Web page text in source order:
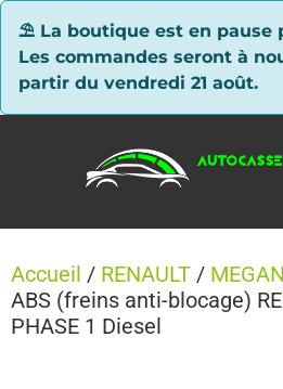
⛱ La boutique est en pause
Les commandes seront à
partir du vendredi 21 août.
Accueil / RENAULT /
ABS (freins anti-blocage)
PHASE 1 Diesel
Panneau de gestion des